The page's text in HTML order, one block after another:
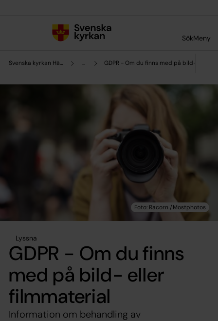
SökMeny
Svenska kyrkan Härnösand ... GDPR - Om du finns med på bild- eller
Lyssna
GDPR - Om du finns
med på bild- eller
filmmaterial
Information om behandling av